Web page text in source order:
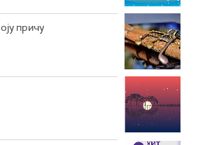
причу